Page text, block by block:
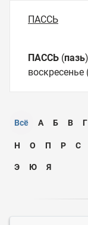
ПАССЬ
ПАССЬ (пазь
Всё А Б В Г
Н О П Р С
Э Ю Я